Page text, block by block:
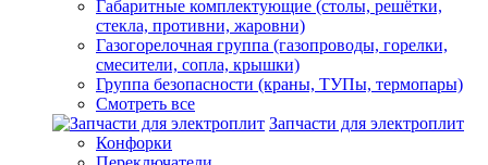
Габаритные комплектующие (столы, решётки,
стекла, противни, жаровни)
Газогорелочная группа (газопроводы, горелки,
смесители, сопла, крышки)
Группа безопасности (краны, ТУПы, термопары)
Смотреть все
Запчасти для электроплит
Конфорки